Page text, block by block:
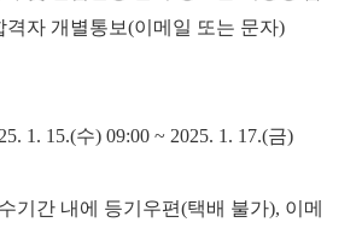
격자 개별통보(이메일 또는 문자)
1. 15.(수) 09:00 ~ 2025. 1. 17.(금)
기간 내에 등기우편(택배 불가), 이메